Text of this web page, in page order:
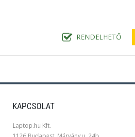
RENDELHETŐ
KAPCSOLAT
Laptop.hu Kft.